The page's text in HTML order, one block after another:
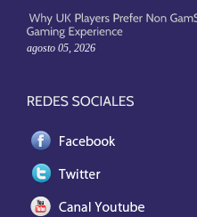
agosto 05, 2026